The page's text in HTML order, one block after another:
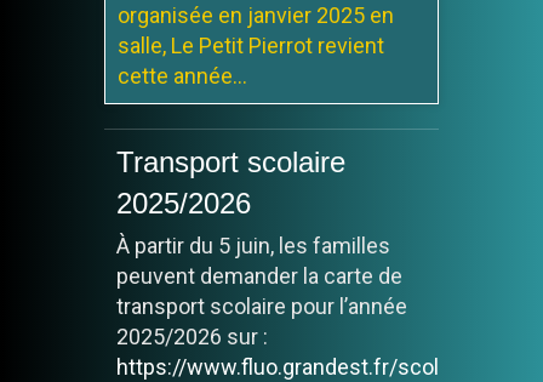
organisée en janvier 2025 en
salle, Le Petit Pierrot revient
cette année...
Marché à Champillon
sur le parking de la
Salle des Fêtes tous les
vendredis
Le marché sera présent tous
les vendredis. de 17h00 à
19h00
Transport scolaire
2025/2026
À partir du 5 juin, les familles
peuvent demander la carte de
transport scolaire pour l’année
2025/2026 sur :
https://www.fluo.grandest.fr/scolaire/